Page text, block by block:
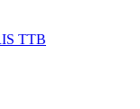
TTB